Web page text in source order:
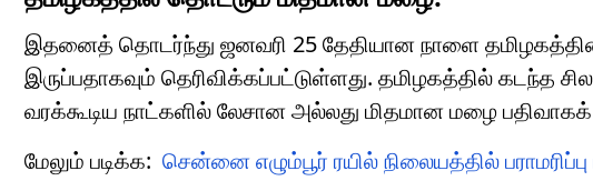
இதனைத் தொடர்ந்து ஜனவரி 25 தேதியான நாளை
இருப்பதாகவும் தெரிவிக்கப்பட்டுள்ளது. தமிழகத்தில் கடந்த
வரக்கூடிய நாட்களில் லேசான அல்லது மிதமான மழை பதிவாகக்
மேலும் படிக்க: சென்னை எழும்பூர் ரயில் நிலையத்தில்